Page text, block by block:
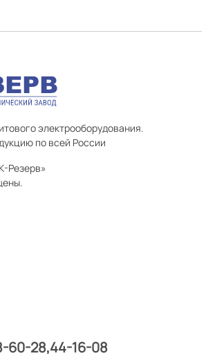
электрооборудования.
по всей России
Резерв»
60-28 44-16-08